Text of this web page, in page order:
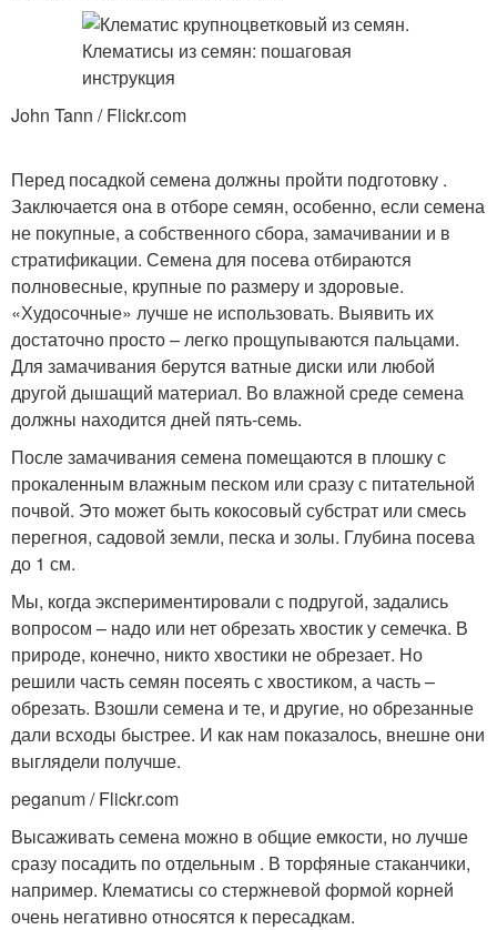
John Tann / Flickr.com
Перед посадкой семена должны пройти подготовку .
Заключается она в отборе семян, особенно, если семена
не покупные, а собственного сбора, замачивании и в
стратификации. Семена для посева отбираются
полновесные, крупные по размеру и здоровые.
«Худосочные» лучше не использовать. Выявить их
достаточно просто – легко прощупываются пальцами.
Для замачивания берутся ватные диски или любой
другой дышащий материал. Во влажной среде семена
должны находится дней пять-семь.
После замачивания семена помещаются в плошку с
прокаленным влажным песком или сразу с питательной
почвой. Это может быть кокосовый субстрат или смесь
перегноя, садовой земли, песка и золы. Глубина посева
до 1 см.
Мы, когда экспериментировали с подругой, задались
вопросом – надо или нет обрезать хвостик у семечка. В
природе, конечно, никто хвостики не обрезает. Но
решили часть семян посеять с хвостиком, а часть –
обрезать. Взошли семена и те, и другие, но обрезанные
дали всходы быстрее. И как нам показалось, внешне они
выглядели получше.
peganum / Flickr.com
Высаживать семена можно в общие емкости, но лучше
сразу посадить по отдельным . В торфяные стаканчики,
например. Клематисы со стержневой формой корней
очень негативно относятся к пересадкам.